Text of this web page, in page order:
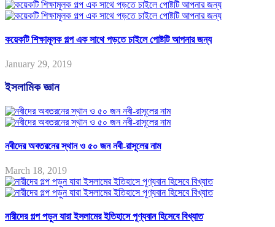
কয়েকটি শিক্ষামূলক গল্প এক সাথে পড়তে চাইলে পোষ্টটি আপনার জন্য
January 29, 2019
ইসলামিক জ্ঞান
নবীদের অবতরনের স্থান ও ৫০ জন নবী-রাসূলের নাম
March 18, 2019
নারীদের গল্প পড়ুন যারা ইসলামের ইতিহাসে পূণ্যবান হিসেবে বিখ্যাত